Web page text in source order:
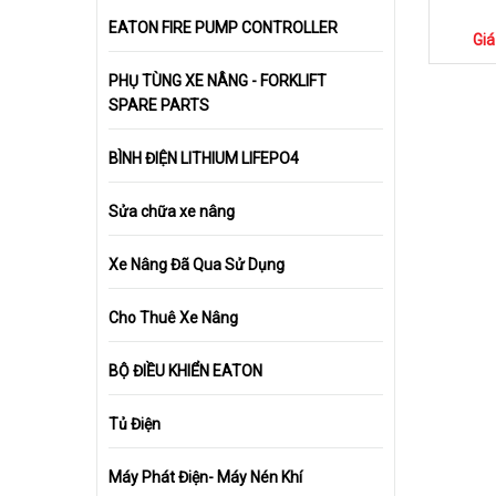
EATON FIRE PUMP CONTROLLER
PHỤ TÙNG XE NÂNG - FORKLIFT
SPARE PARTS
BÌNH ĐIỆN LITHIUM LIFEPO4
Sửa chữa xe nâng
Xe Nâng Đã Qua Sử Dụng
Cho Thuê Xe Nâng
BỘ ĐIỀU KHIỂN EATON
Tủ Điện
Máy Phát Điện- Máy Nén Khí